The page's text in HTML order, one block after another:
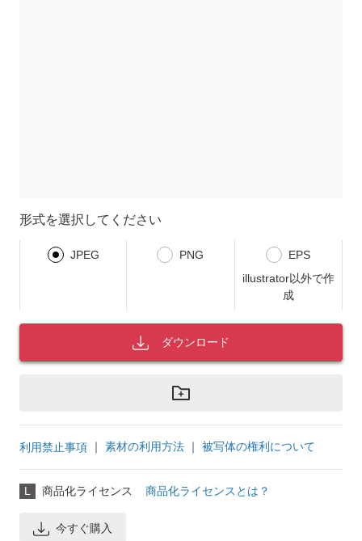
形式を選択してください
JPEG PNG
EPS
illustrator以外で作
成
ダウンロード
利用禁止事項 ｜ 素材の利用方法 ｜ 被写体の権利について
L 商品化ライセンス 商品化ライセンスとは？
今すぐ購入